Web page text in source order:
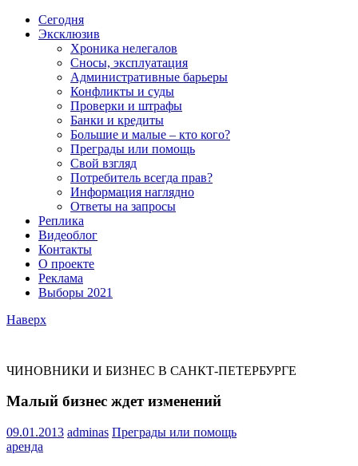
Сегодня
Эксклюзив
Хроника нелегалов
Сносы, эксплуатация
Административные барьеры
Конфликты и суды
Проверки и штрафы
Банки и кредиты
Большие и малые – кто кого?
Преграды или помощь
Свой взгляд
Потребитель всегда прав?
Информация наглядно
Ответы на запросы
Реплика
Видеоблог
Контакты
О проекте
Реклама
Выборы 2021
Наверх
ЧИНОВНИКИ И БИЗНЕС В САНКТ-ПЕТЕРБУРГЕ
Малый бизнес ждет изменений
09.01.2013 adminas Преграды или помощь
аренда